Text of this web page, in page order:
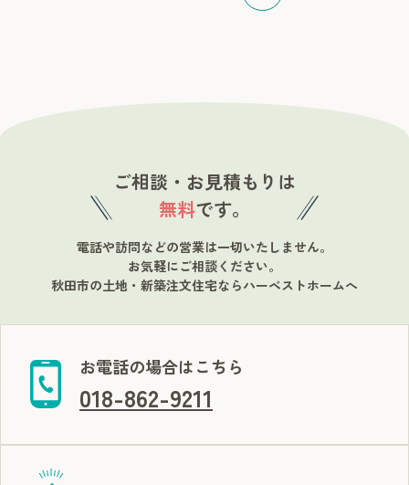
ご相談・お見積もりは
無料です。
電話や訪問などの営業は一切いたしません。
お気軽にご相談ください。
秋田市の土地・新築注文住宅ならハーベストホームへ
お電話の場合はこちら
018-862-9211